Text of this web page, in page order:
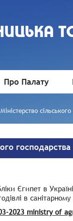
Про Палату
Міністерство
Єгипет в
в
2023 ministry of